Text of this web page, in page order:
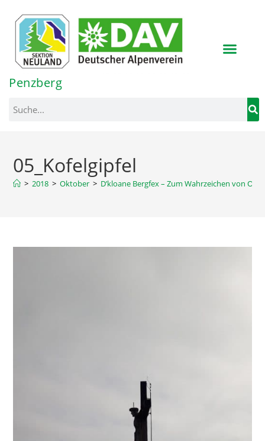
springen
Penzberg
05_Kofelgipfel
> 2018 > Oktober > D’kloane Bergfex – Zum Wahrzeichen von